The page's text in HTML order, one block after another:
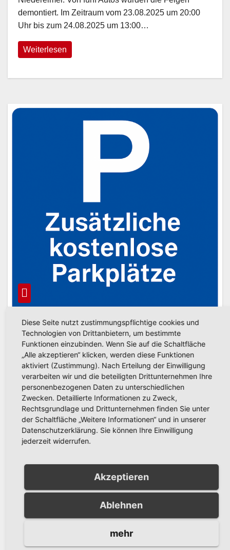
demontiert. Im Zeitraum vom 23.08.2025 um 20:00
Uhr bis zum 24.08.2025 um 13:00…
Weiterlesen
AKTUELLE NACHRICHTEN
Deutschland Tour: Zusätzliches
Parken auf Schulhöfen möglich
AUG. 21, 2025
Arnsberg. Im Rahmen der Lidl Deutschland Tour
erhalten Anwohnende, die durch absolute
Halteverbote betroffen sind, die Möglichkeit, auf
umliegenden Schulhöfen…
Weiterlesen
Diese Seite nutzt zustimmungspflichtige cookies und
Technologien von Drittanbietern, um bestimmte
Funktionen einzubinden. Wenn Sie auf die Schaltfläche
„Alle akzeptieren“ klicken, werden diese Funktionen
aktiviert (Zustimmung). Nach Erteilung der Einwilligung
verarbeiten wir und die beteiligten Drittunternehmen Ihre
personenbezogenen Daten zu unterschiedlichen
Zwecken. Detaillierte Informationen zu Zweck,
Rechtsgrundlage und Drittunternehmen finden Sie unter
der Schaltfläche „Weitere Informationen“ und in unserer
Datenschutzerklärung. Sie können Ihre Einwilligung
jederzeit widerrufen.
Akzeptieren
Ablehnen
mehr